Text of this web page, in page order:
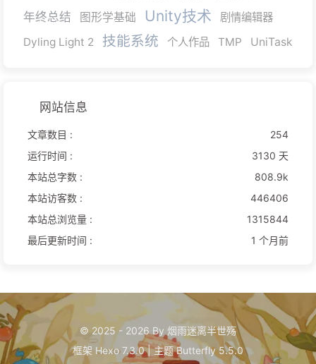
年终总结 图形学基础 Unity技术
剧情编辑器
Dyling Light 2
技能系统 个人作品 TMP UniTask
网站信息
文章数目 :
254
运行时间 :
3130 天
本站总字数 :
808.9k
本站访客数 :
446406
本站总浏览量 :
1315844
最后更新时间 :
1 个月前
© 2025 - 2026 By 烟雨迷离半世殇
框架 Hexo 7.3.0 | 主题Butterfly 5.5.0